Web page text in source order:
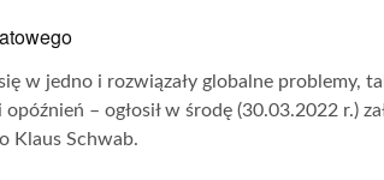
w jedno i rozwiązały globalne problemy,
– ogłosił w środę (30.03.2022 r.)
Klaus Schwab.